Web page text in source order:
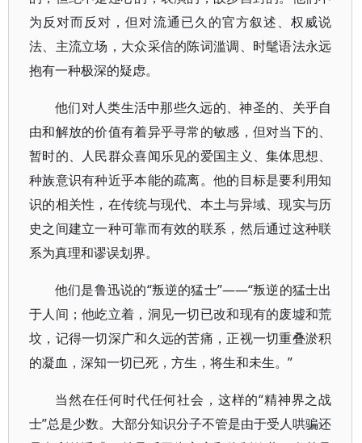
为反对而反对，但对流通已久的官方叙述、权威说
法、主流立场，大众采信的陈词滥调、时髦语法永远
抱有一种极深的疑虑。
他们对人类生活中那些久远的、神圣的、关乎自
由和解放的价值有着异乎寻常的敏感，但对当下的、
暂时的、人民群众喜闻乐见的爱国主义、集体思想、
种族意识有种近乎本能的疏离。他的目标是要利用知
识的相关性，在传统与现代、本土与异域、现实与历
史之间建立一种可靠而有效的联系，然后通过这种联
系为真理和谬误划界。
他们是鲁迅说的“叛逆的猛士”——“叛逆的猛士出
于人间；他屹立着，洞见一切已改和现有的废墟和荒
坟，记得一切深广和久远的苦痛，正视一切重叠淤积
的凝血，深知一切已死，方生，将生和未生。”
当然在任何时代任何社会，这样的“精神界之战
士”总是少数。大部分知识分子不管是由于受人哄骗还